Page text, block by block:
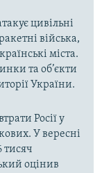
цивільні
війська,
міста.
та об’єкти
України.
Росії у
У вересні
тисяч
оцінив